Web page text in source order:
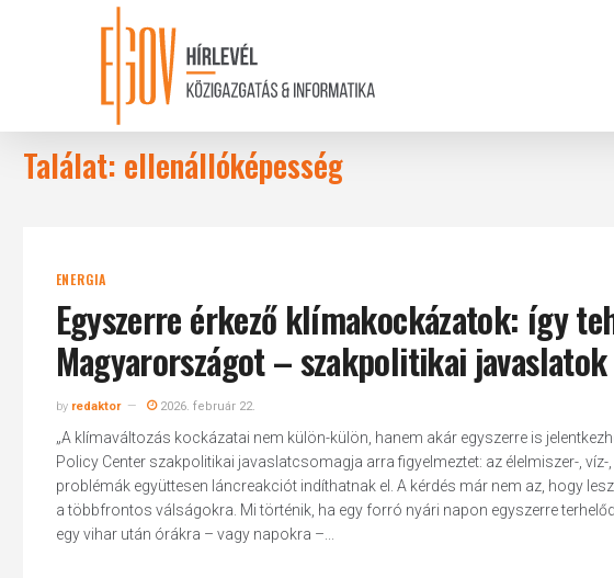
Találat: ellenállóképesség
ENERGIA
Egyszerre érkező klímakockázatok: így
Magyarországot – szakpolitikai javaslatok
by redaktor 2026. február 22.
„A klímaváltozás kockázatai nem külön-külön, hanem akár egyszerre is
Policy Center szakpolitikai javaslatcsomagja arra figyelmeztet: az élelmiszer-,
problémák együttesen láncreakciót indíthatnak el. A kérdés már nem az, hogy
a többfrontos válságokra. Mi történik, ha egy forró nyári napon egyszerre
egy vihar után órákra – vagy napokra –...